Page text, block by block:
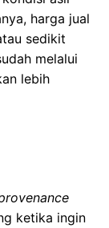
harga jual
sedikit
melalui
lebih
ketika ingin